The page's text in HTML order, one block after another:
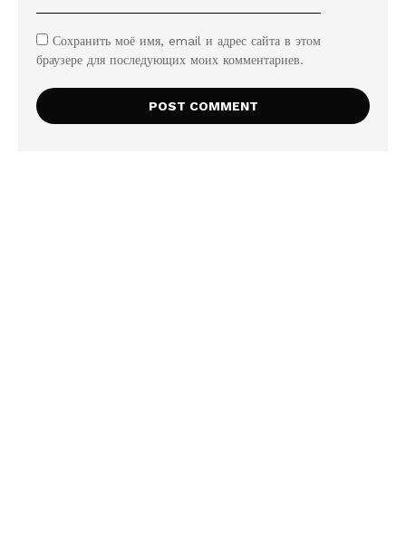
Сохранить моё имя, email и адрес сайта в этом
браузере для последующих моих комментариев.